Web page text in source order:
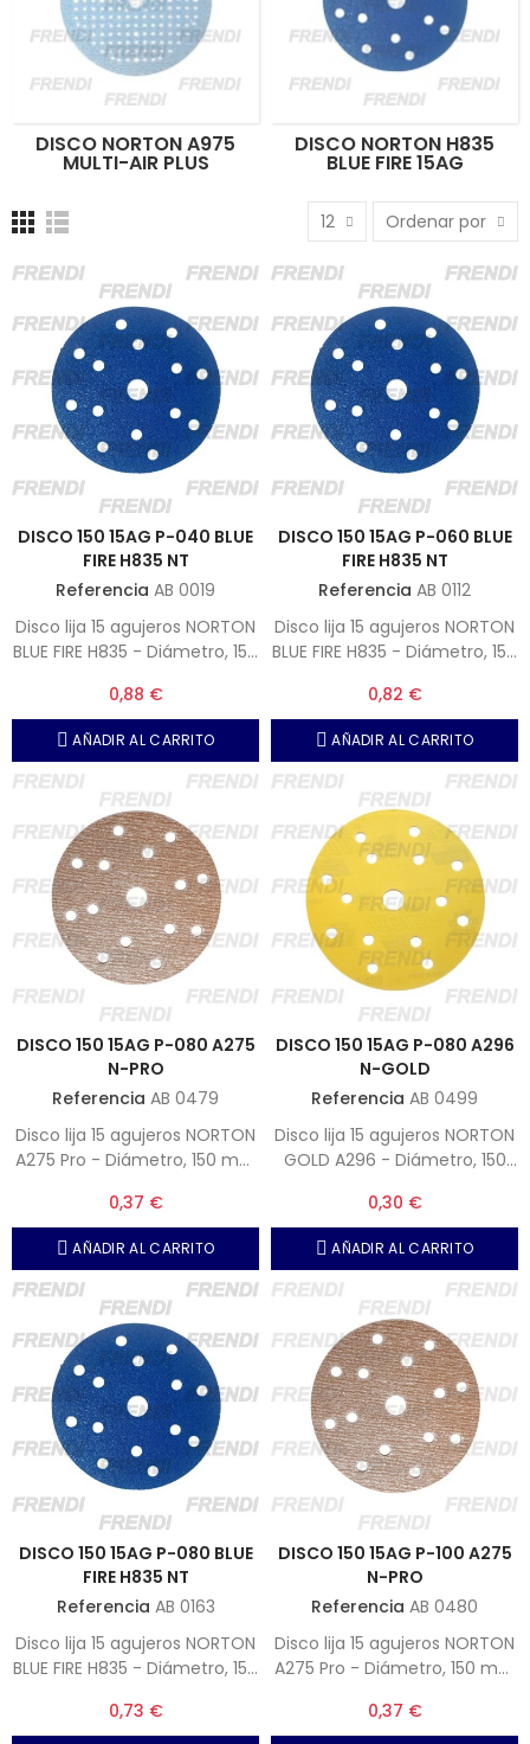
DISCO NORTON A975
MULTI-AIR PLUS
DISCO NORTON H835
BLUE FIRE 15AG
12 Ordenar por
DISCO 150 15AG P-040 BLUE
FIRE H835 NT
Referencia AB 0019
Disco lija 15 agujeros NORTON
BLUE FIRE H835 - Diámetro, 150
Unidades por caja 50)
0,88 €
AÑADIR AL CARRITO
DISCO 150 15AG P-060 BLUE
FIRE H835 NT
Referencia AB 0112
Disco lija 15 agujeros NORTON
BLUE FIRE H835 - Diámetro, 150
Unidades por caja 50)
0,82 €
AÑADIR AL CARRITO
DISCO 150 15AG P-080 A275
N-PRO
Referencia AB 0479
Disco lija 15 agujeros NORTON
A275 Pro - Diámetro, 150 mm
Unidades por caja 100)
0,37 €
AÑADIR AL CARRITO
DISCO 150 15AG P-080 A296
N-GOLD
Referencia AB 0499
Disco lija 15 agujeros NORTON
GOLD A296 - Diámetro, 150
Unidades por caja 100)
0,30 €
AÑADIR AL CARRITO
DISCO 150 15AG P-080 BLUE
FIRE H835 NT
Referencia AB 0163
Disco lija 15 agujeros NORTON
BLUE FIRE H835 - Diámetro, 150
Unidades por caja 50)
0,73 €
DISCO 150 15AG P-100 A275
N-PRO
Referencia AB 0480
Disco lija 15 agujeros NORTON
A275 Pro - Diámetro, 150 mm
Unidades por caja 100)
0,37 €